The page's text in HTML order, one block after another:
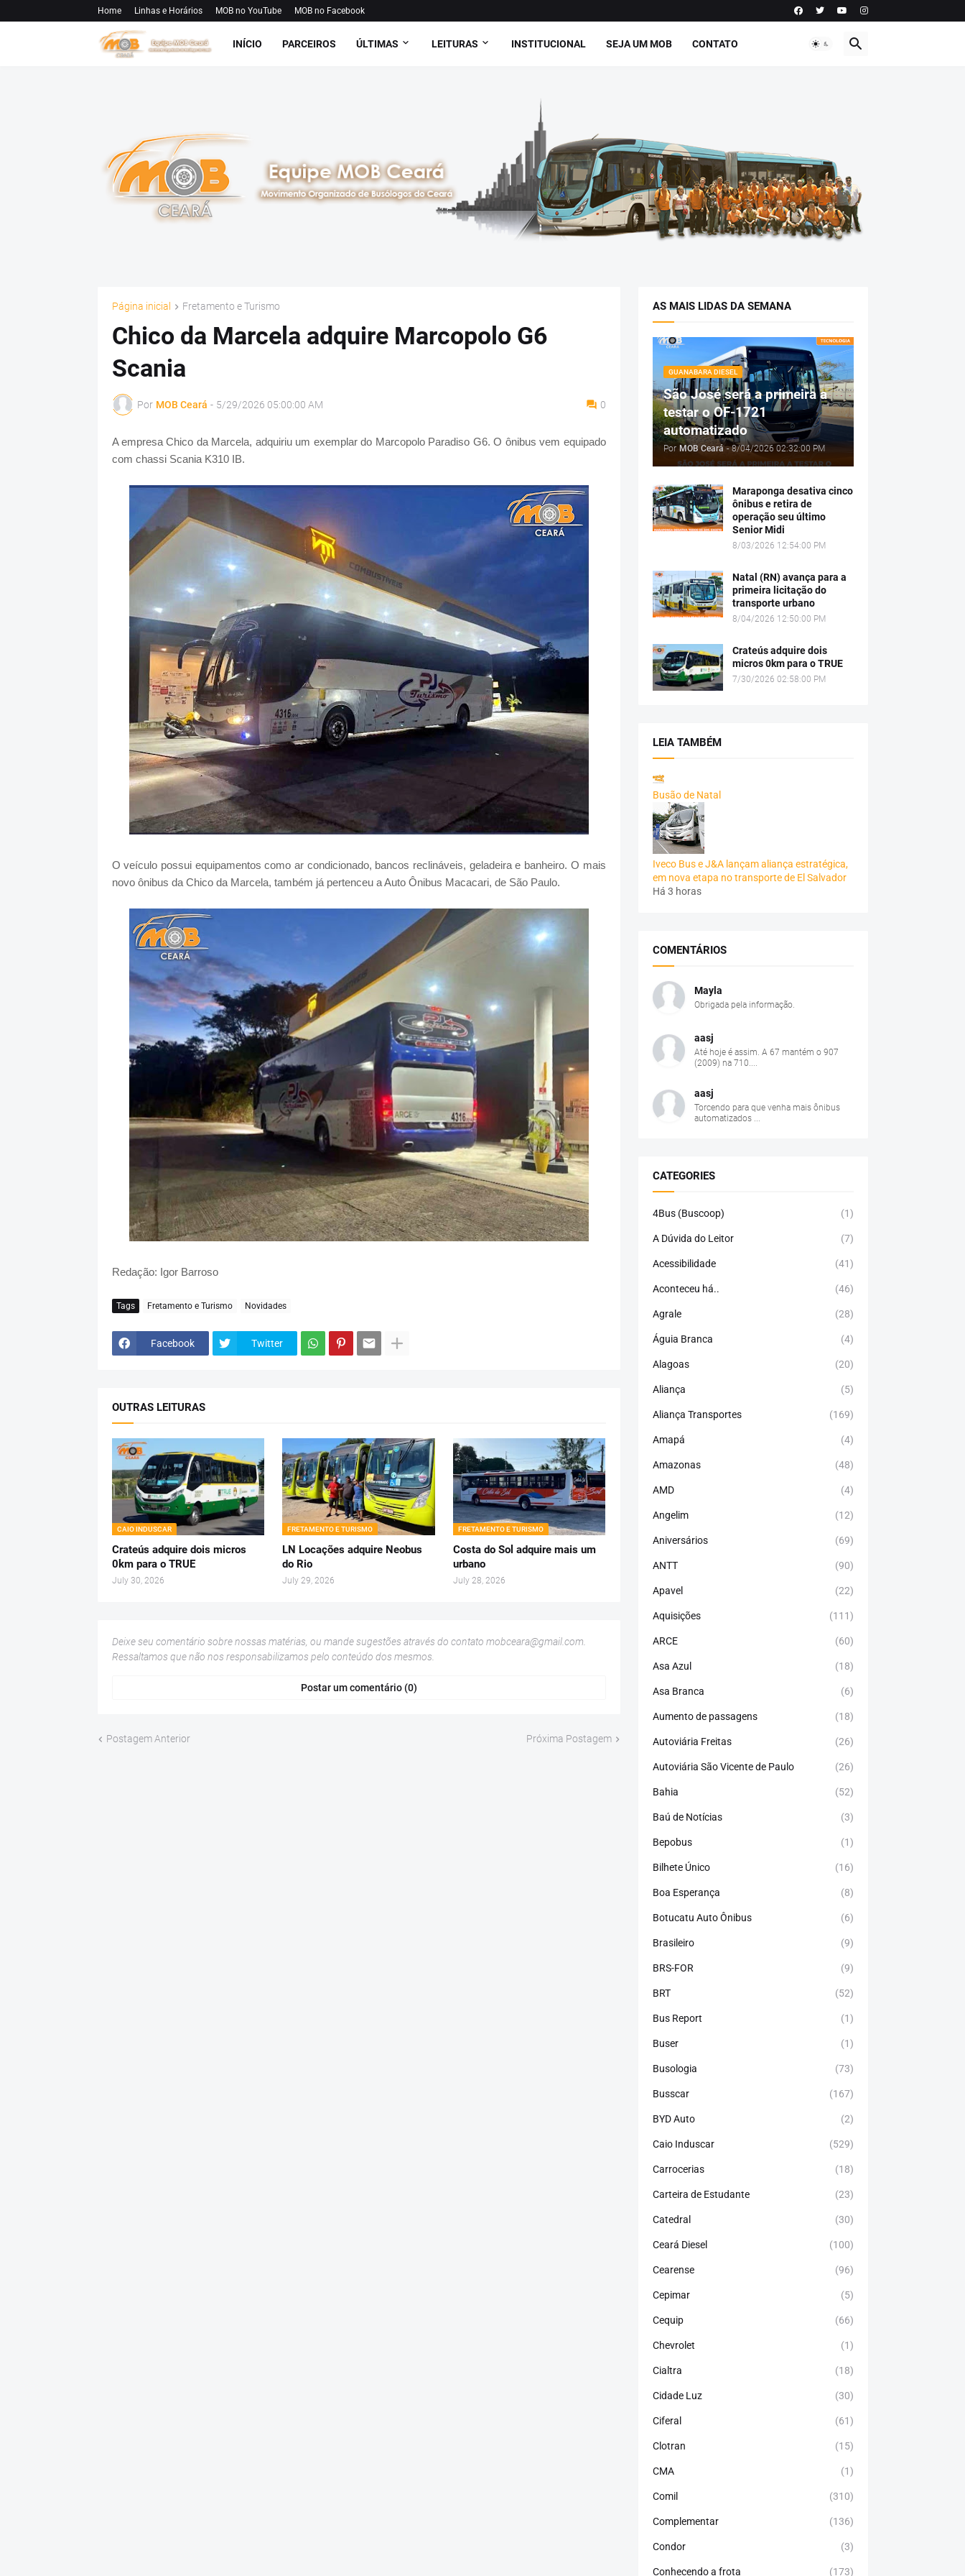
Home Linhas e Horários MOB no YouTube MOB no Facebook
INÍCIO PARCEIROS ÚLTIMAS LEITURAS INSTITUCIONAL SEJA UM MOB CONTATO
Página inicial Fretamento e Turismo
Chico da Marcela adquire Marcopolo G6
Scania
Por MOB Ceará - 5/29/2026 05:00:00 AM 0
A empresa Chico da Marcela, adquiriu um exemplar do Marcopolo Paradiso G6. O ônibus vem equipado
com chassi Scania K310 IB.
O veículo possui equipamentos como ar condicionado, bancos reclináveis, geladeira e banheiro. O mais
novo ônibus da Chico da Marcela, também já pertenceu a Auto Ônibus Macacari, de São Paulo.
Redação: Igor Barroso
Tags Fretamento e Turismo Novidades
Facebook Twitter
OUTRAS LEITURAS
CAIO INDUSCAR
Crateús adquire dois micros
0km para o TRUE
July 30, 2026
FRETAMENTO E TURISMO
LN Locações adquire Neobus
do Rio
July 29, 2026
FRETAMENTO E TURISMO
Costa do Sol adquire mais um
urbano
July 28, 2026
Deixe seu comentário sobre nossas matérias, ou mande sugestões através do contato mobceara@gmail.com
Ressaltamos que não nos responsabilizamos pelo conteúdo dos mesmos.
Postar um comentário (0)
Postagem Anterior Próxima Postagem
AS MAIS LIDAS DA SEMANA
GUANABARA DIESEL
São José será a primeira a
testar o OF-1721
automatizado
Por MOB Ceará - 8/04/2026 02:32:00 PM
Maraponga desativa cinco
ônibus e retira de
operação seu último
Senior Midi
8/03/2026 12:54:00 PM
Natal (RN) avança para a
primeira licitação do
transporte urbano
8/04/2026 12:50:00 PM
Crateús adquire dois
micros 0km para o TRUE
7/30/2026 02:58:00 PM
LEIA TAMBÉM
Busão de Natal
Iveco Bus e J&A lançam aliança estratégica,
em nova etapa no transporte de El Salvador
Há 3 horas
COMENTÁRIOS
Mayla
Obrigada pela informação.
aasj
Até hoje é assim. A 67 mantém o 907
(2009) na 710....
aasj
Torcendo para que venha mais ônibus
automatizados ...
CATEGORIES
4Bus (Buscoop) (1)
A Dúvida do Leitor (7)
Acessibilidade (41)
Aconteceu há.. (46)
Agrale (28)
Águia Branca (4)
Alagoas (20)
Aliança (5)
Aliança Transportes (169)
Amapá (4)
Amazonas (48)
AMD (4)
Angelim (12)
Aniversários (69)
ANTT (90)
Apavel (22)
Aquisições (111)
ARCE (60)
Asa Azul (18)
Asa Branca (6)
Aumento de passagens (18)
Autoviária Freitas (26)
Autoviária São Vicente de Paulo (26)
Bahia (52)
Baú de Notícias (3)
Bepobus (1)
Bilhete Único (16)
Boa Esperança (8)
Botucatu Auto Ônibus (6)
Brasileiro (9)
BRS-FOR (9)
BRT (52)
Bus Report (1)
Buser (1)
Busologia (73)
Busscar (167)
BYD Auto (2)
Caio Induscar (529)
Carrocerias (18)
Carteira de Estudante (23)
Catedral (30)
Ceará Diesel (100)
Cearense (96)
Cepimar (5)
Cequip (66)
Chevrolet (1)
Cialtra (18)
Cidade Luz (30)
Ciferal (61)
Clotran (15)
CMA (1)
Comil (310)
Complementar (136)
Condor (3)
Conhecendo a frota (173)